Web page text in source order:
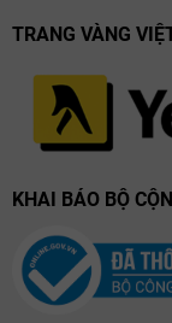
TRANG VÀNG
KHAI BÁO BỘ